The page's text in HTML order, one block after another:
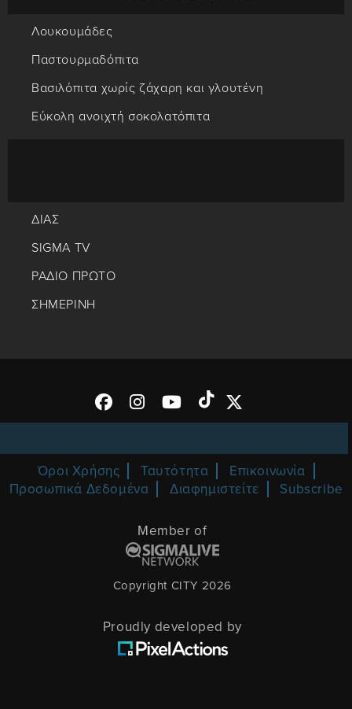
Λουκουμάδες
Παστουρμαδόπιτα
Βασιλόπιτα χωρίς ζάχαρη και γλουτένη
Εύκολη ανοιχτή σοκολατόπιτα
ΔΙΑΣ
SIGMA TV
ΡΑΔΙΟ ΠΡΩΤΟ
ΣΗΜΕΡΙΝΗ
Όροι Χρήσης Ταυτότητα
Επικοινωνία
Προσωπικά Δεδομένα
Διαφημιστείτε Subscribe
Member of
Copyright CITY 2026
Proudly developed by